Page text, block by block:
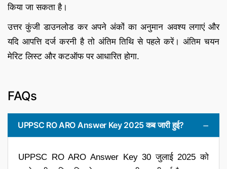
किया जा सकता है।
उत्तर कुंजी डाउनलोड कर अपने अंकों का अनुमान अवश्य लगाएं और
यदि आपत्ति दर्ज करनी है तो अंतिम तिथि से पहले करें। अंतिम चयन
मेरिट लिस्ट और कटऑफ पर आधारित होगा.
FAQs
UPPSC RO ARO Answer Key 2025 कब जारी हुई?
UPPSC RO ARO Answer Key 30 जुलाई 2025 को